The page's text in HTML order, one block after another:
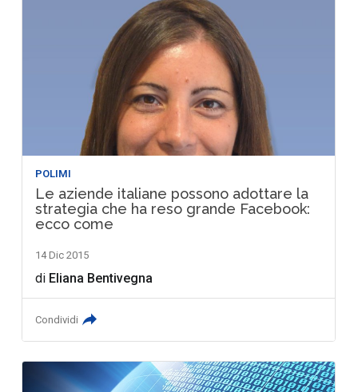
POLIMI
Le aziende italiane possono adottare la
strategia che ha reso grande Facebook:
ecco come
14 Dic 2015
di Eliana Bentivegna
Condividi